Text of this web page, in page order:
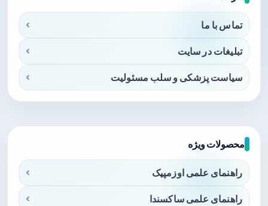
تماس با ما
تبلیغات در سایت
سیاست پزشکی و سلب مسئولیت
محصولات ویژه
راهنمای علمی اوزمپیک
راهنمای علمی ساکسندا